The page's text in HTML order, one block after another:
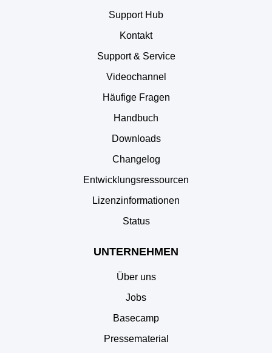
Support Hub
Kontakt
Support & Service
Videochannel
Häufige Fragen
Handbuch
Downloads
Changelog
Entwicklungsressourcen
Lizenzinformationen
Status
UNTERNEHMEN
Über uns
Jobs
Basecamp
Pressematerial